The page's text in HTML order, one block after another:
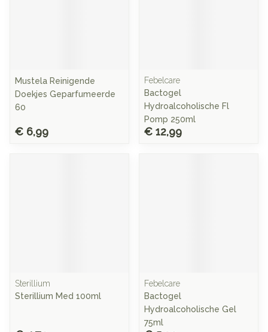
Mustela Reinigende
Doekjes Geparfumeerde
60
€ 6,99
Febelcare
Bactogel
Hydroalcoholische Fl
Pomp 250ml
€ 12,99
Sterillium
Sterillium Med 100ml
Febelcare
Bactogel
Hydroalcoholische Gel
75ml